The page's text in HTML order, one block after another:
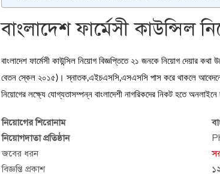
বাংলাদেশ ফার্মেসী কাউন্সিল
বাংলাদেশ ফার্মেসী কাউন্সিল নিয়োগ বিজ্ঞপ্তিতে ২১ জনকে নিয়োগ দেয়ার
বেতন স্কেল ২০১৫)। স্নাতক,এইচএসসি,এসএসসি পাস করে থাকলে আবেদনের
নিয়োগের লক্ষ্যে যোগ্যতাসম্পন্ন বাংলাদেশী নাগরিকদের নিকট হতে
নিয়োগের শিরোনাম
নিয়োগদাতা প্রতিষ্ঠান
জবের ধরন
বিজ্ঞপ্তি প্রকাশ